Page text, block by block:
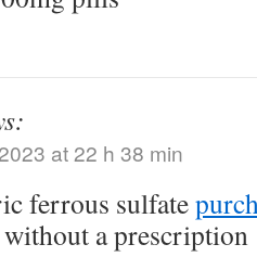
at 22 h 38 min
ferrous sulfate
a prescription